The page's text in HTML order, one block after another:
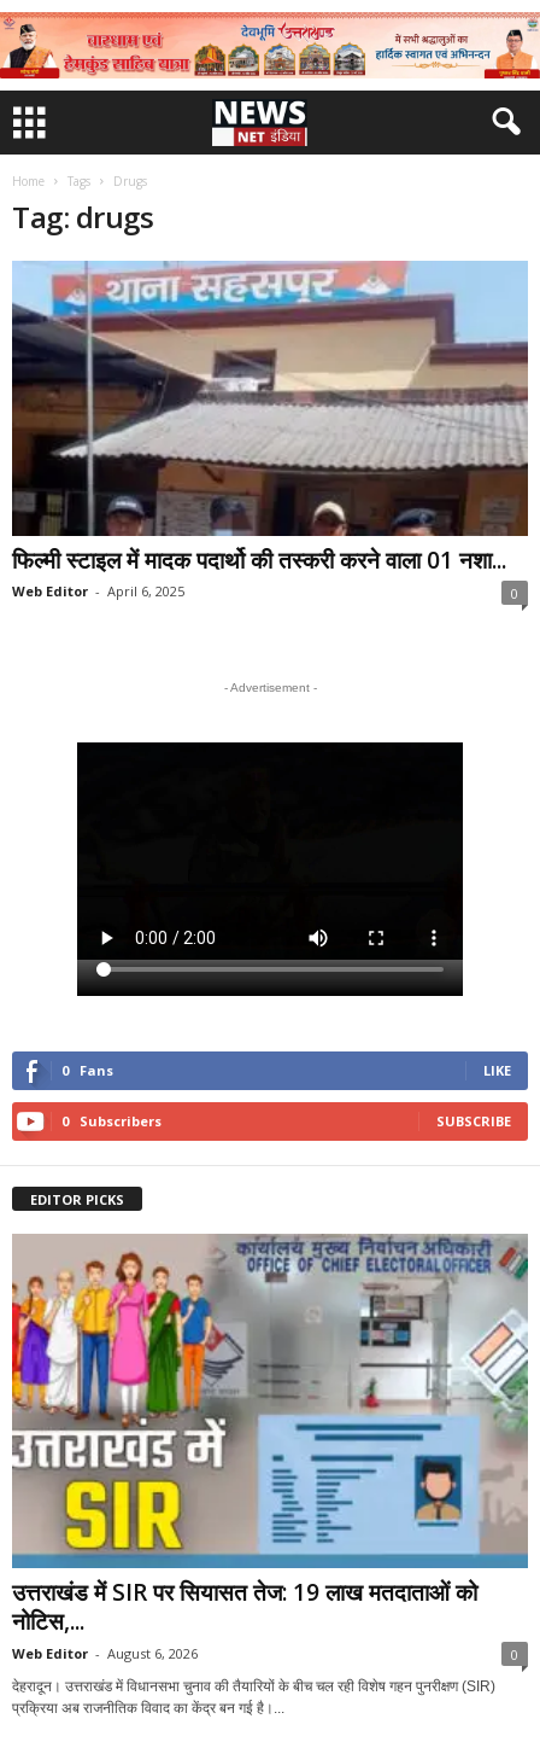
Home Tags Drugs
Tag: drugs
फिल्मी स्टाइल में मादक पदार्थो की तस्करी करने वाला 01 नशा...
Web Editor - April 6, 2025 0
- Advertisement -
0 Fans LIKE
0 Subscribers SUBSCRIBE
EDITOR PICKS
उत्तराखंड में SIR पर सियासत तेज: 19 लाख मतदाताओं को
नोटिस,...
Web Editor - August 6, 2026 0
देहरादून। उत्तराखंड में विधानसभा चुनाव की तैयारियों के बीच चल रही विशेष गहन पुनरीक्षण (SIR)
प्रक्रिया अब राजनीतिक विवाद का केंद्र बन गई है।...